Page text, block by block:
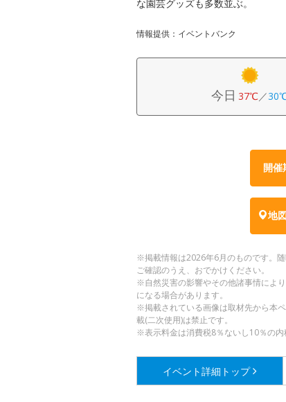
な園芸グッズも多数並ぶ。
情報提供：イベントバンク
今日 37℃／
開催
地
※掲載情報は2026年6月のものです。
ご確認のうえ、おでかけください。
※自然災害の影響やその他諸事情によ
になる場合があります。
※掲載されている画像は取材先から本
載(二次使用)は禁止です。
※表示料金は消費税8％ないし10％の内
イベント詳細 トップ